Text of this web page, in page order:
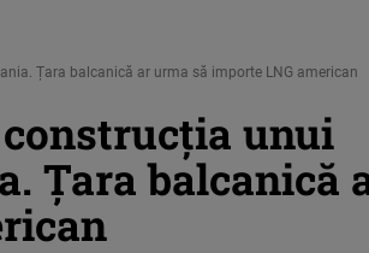
Țara balcanică ar urma să importe LNG american
unui
Țara balcanică